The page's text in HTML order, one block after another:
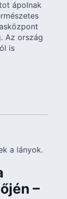
ápolnak
Az ország
is
–